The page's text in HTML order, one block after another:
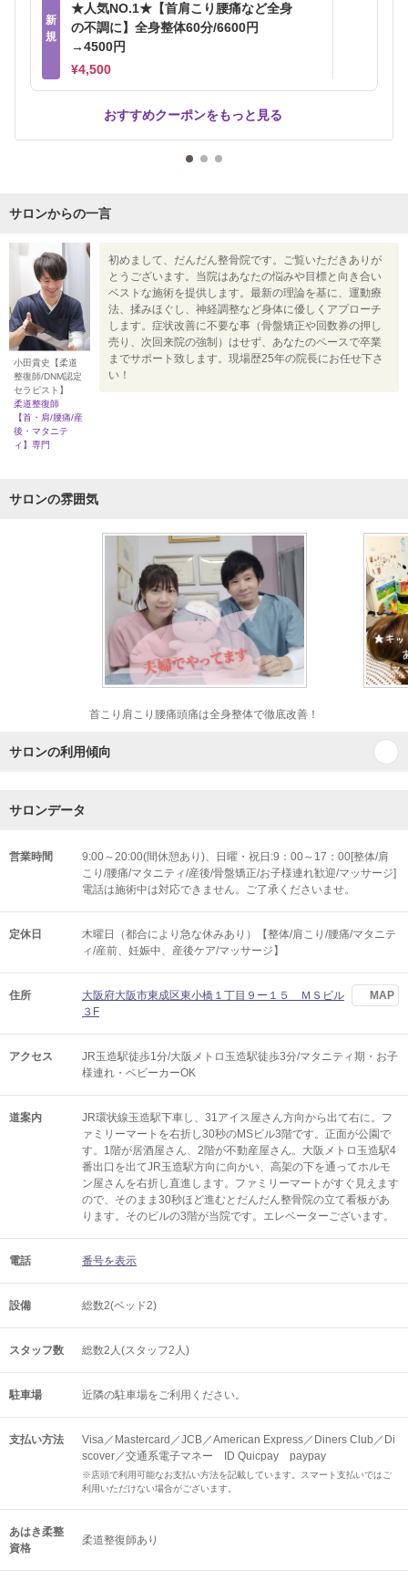
新
規
★人気NO.1★【首肩こり腰痛など全身
の不調に】全身整体60分/6600円
→4500円
¥4,500
おすすめクーポンをもっと見る
サロンからの一言
小田貴史【柔道
整復師/DNM認定
セラピスト】
柔道整復師
【首・肩/腰痛/産
後・マタニテ
ィ】専門
初めまして、だんだん整骨院です。ご覧いただきありが
とうございます。当院はあなたの悩みや目標と向き合い
ベストな施術を提供します。最新の理論を基に、運動療
法、揉みほぐし、神経調整など身体に優しくアプローチ
します。症状改善に不要な事（骨盤矯正や回数券の押し
売り、次回来院の強制）はせず、あなたのペースで卒業
までサポート致します。現場歴25年の院長にお任せ下さ
い！
サロンの雰囲気
首こり肩こり腰痛頭痛は全身整体で徹底改善！
サロンの利用傾向
サロンデータ
営業時間
9:00～20:00(間休憩あり)、日曜・祝日:9：00～17：00[整体/肩
こり/腰痛/マタニティ/産後/骨盤矯正/お子様連れ歓迎/マッサージ]
電話は施術中は対応できません。ご了承くださいませ。
定休日
木曜日（都合により急な休みあり）【整体/肩こり/腰痛/マタニテ
ィ/産前、妊娠中、産後ケア/マッサージ】
住所
大阪府大阪市東成区東小橋１丁目９ー１５ ＭＳビル
３F
MAP
アクセス
JR玉造駅徒歩1分/大阪メトロ玉造駅徒歩3分/マタニティ期・お子
様連れ・ベビーカーOK
道案内
JR環状線玉造駅下車し、31アイス屋さん方向から出て右に。フ
ァミリーマートを右折し30秒のMSビル3階です。正面が公園で
す。1階が居酒屋さん、2階が不動産屋さん。大阪メトロ玉造駅4
番出口を出てJR玉造駅方向に向かい、高架の下を通ってホルモ
ン屋さんを右折し直進します。ファミリーマートがすぐ見えます
ので、そのまま30秒ほど進むとだんだん整骨院の立て看板があ
ります。そのビルの3階が当院です。エレベーターございます。
電話 番号を表示
設備 総数2(ベッド2)
スタッフ数 総数2人(スタッフ2人)
駐車場 近隣の駐車場をご利用ください。
支払い方法
Visa／Mastercard／JCB／American Express／Diners Club／Di
scover／交通系電子マネー ID Quicpay paypay
※店頭で利用可能なお支払い方法を記載しています。スマート支払いではご
利用いただけない場合がございます。
あはき柔整
資格
柔道整復師あり